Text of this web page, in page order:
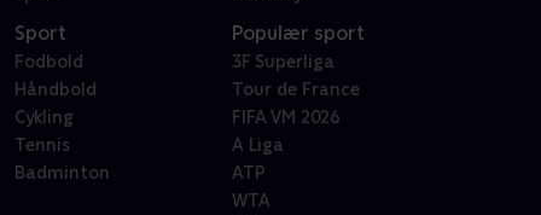
Sport
Fodbold
Håndbold
Cykling
Tennis
Badminton
Populær sport
3F Superliga
Tour de France
FIFA VM 2026
A Liga
ATP
WTA